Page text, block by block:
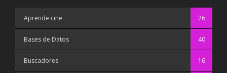
Aprende cine 26
Bases de Datos 40
Buscadores 16